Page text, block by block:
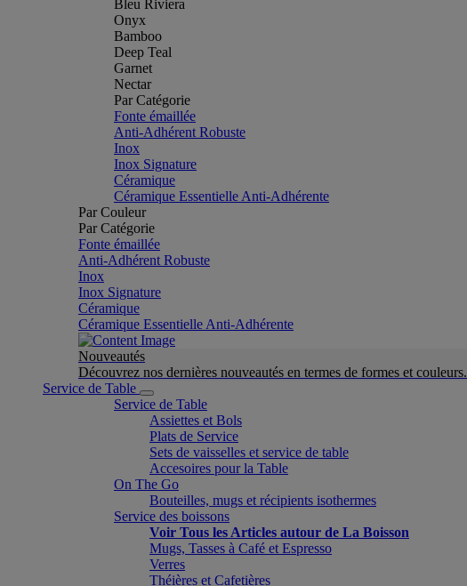
Bleu Riviera
Onyx
Bamboo
Deep Teal
Garnet
Nectar
Par Catégorie
Fonte émaillée
Anti-Adhérent Robuste
Inox
Inox Signature
Céramique
Céramique Essentielle Anti-Adhérente
Par Couleur
Par Catégorie
Fonte émaillée
Anti-Adhérent Robuste
Inox
Inox Signature
Céramique
Céramique Essentielle Anti-Adhérente
Nouveautés
Découvrez nos dernières nouveautés en termes de formes et couleurs.
Service de Table
Service de Table
Assiettes et Bols
Plats de Service
Sets de vaisselles et service de table
Accesoires pour la Table
On The Go
Bouteilles, mugs et récipients isothermes
Service des boissons
Voir Tous les Articles autour de La Boisson
Mugs, Tasses à Café et Espresso
Verres
Théières et Cafetières